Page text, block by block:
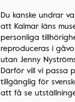
Du kanske undrar
att Kalmar läns
personliga
reproduceras i
utan Jenny
Därför vill vi passa
tillgänglig för
att få se